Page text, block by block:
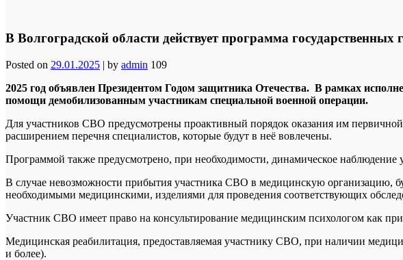
В Волгоградской области действует программа
Posted on 29.01.2025 | by admin 109
2025 год объявлен Президентом Годом защитника Отечества. В рамках
помощи демобилизованным участникам специальной военной операции.
Для участников СВО предусмотрены проактивный порядок оказания им
расширением перечня специалистов, которые будут в неё вовлечены.
Программой также предусмотрено, при необходимости, динамическое
В случае невозможности прибытия участника СВО в медицинскую организацию,
необходимыми медицинскими, изделиями для проведения соответствующих
Участник СВО имеет право на консультирование медицинским психологом как
Медицинская реабилитация, предоставляемая участнику СВО, при наличии
и более).